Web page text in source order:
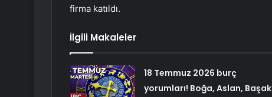
firma katıldı.
İlgili Makaleler
18 Temmuz 2026 burç
yorumları! Boğa, Aslan, Başak